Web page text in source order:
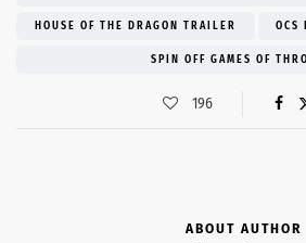
HOUSE OF THE DRAGON TRAILER OCS
SPIN OFF GAMES OF
196
ABOUT AUTHOR